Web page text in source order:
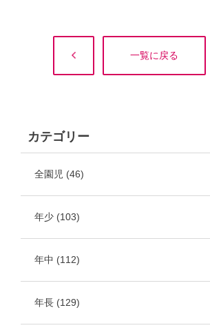
一覧に戻る
カテゴリー
全園児 (46)
年少 (103)
年中 (112)
年長 (129)